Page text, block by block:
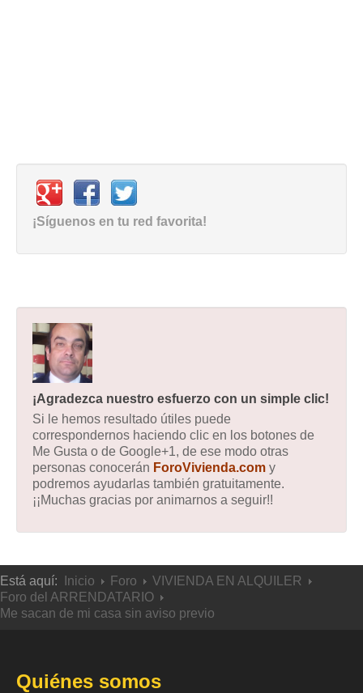
¡Síguenos en tu red favorita!
¡Agradezca nuestro esfuerzo con un simple clic!
Si le hemos resultado útiles puede
correspondernos haciendo clic en los botones de
Me Gusta o de Google+1, de ese modo otras
personas conocerán ForoVivienda.com y
podremos ayudarlas también gratuitamente.
¡¡Muchas gracias por animarnos a seguir!!
Está aquí: Inicio Foro
VIVIENDA EN ALQUILER
Foro del ARRENDATARIO
Me sacan de mi casa sin aviso previo
Quiénes somos